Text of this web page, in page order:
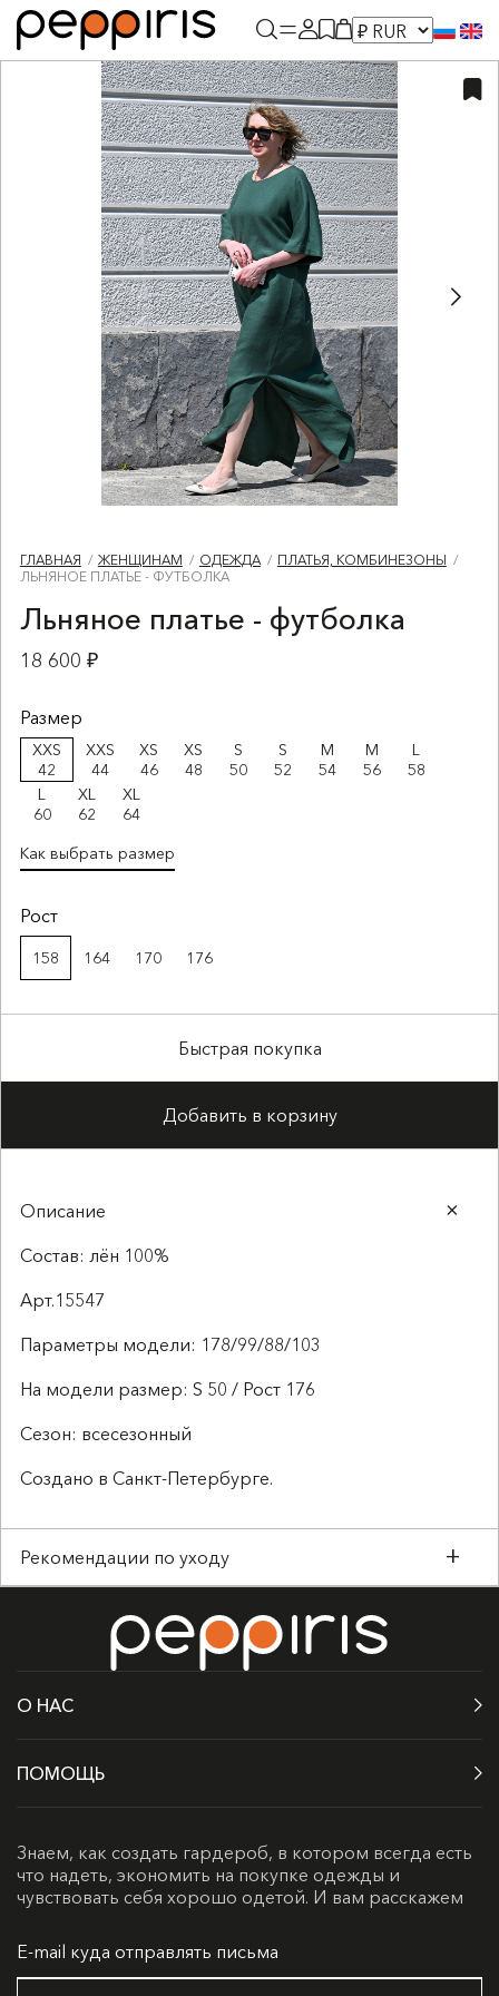
ГЛАВНАЯ ЖЕНЩИНАМ ОДЕЖДА
ПЛАТЬЯ, КОМБИНЕЗОНЫ
ЛЬНЯНОЕ ПЛАТЬЕ - ФУТБОЛКА
Льняное платье - футболка
18 600 ₽
Размер
XXS
42
XXS
44
XS
46
XS
48
S
50
S
52
M
54
M
56
L
58
L
60
XL
62
XL
64
Как выбрать размер
Рост
158 164 170 176
Быстрая покупка
Добавить в корзину
Описание
Состав: лён 100%
Арт.15547
Параметры модели: 178/99/88/103
На модели размер: S 50 / Рост 176
Сезон: всесезонный
Создано в Санкт-Петербурге.
Рекомендации по уходу
Не отбеливать
Барабанная сушка запрещена
Температура утюга до 150°C
Химчистка запрещена
Стирать с одеждой подобного цвета
Перед стиркой застегнуть и вывернуть
100% лен дает усадку при стирке 1-3%
О НАС
ПОМОЩЬ
Знаем, как создать гардероб, в котором всегда есть
что надеть, экономить на покупке одежды и
чувствовать себя хорошо одетой. И вам расскажем